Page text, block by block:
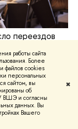
работы сайта
Более
файлов cookies
персональных
сайтом, вы
об
ВШЭ и согласны
данных. Вы
Вашего
✖
переездов
человек. Из
городов, что с
с желанием
по
Москва,
на-Дону,